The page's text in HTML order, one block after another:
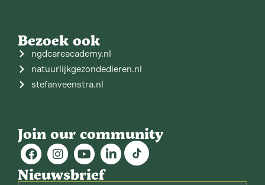
Bezoek ook
ngdcareacademy.nl
natuurlijkgezondedieren.nl
stefanveenstra.nl
Join our community
Nieuwsbrief